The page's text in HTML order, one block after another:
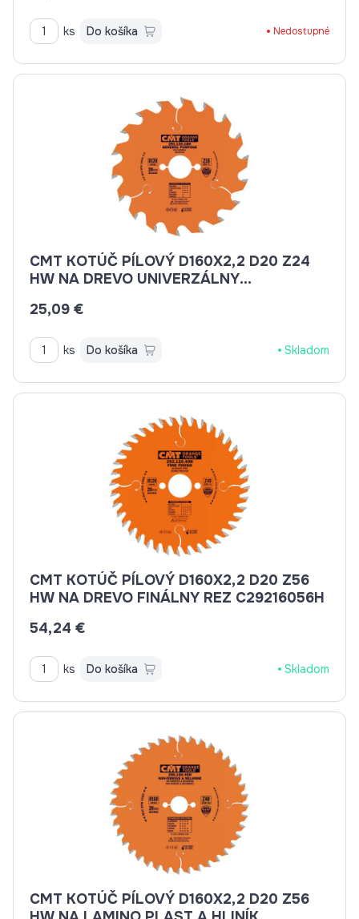
ks Do košíka Nedostupné
CMT KOTÚČ PÍLOVÝ D160X2,2 D20 Z24
HW NA DREVO UNIVERZÁLNY
25,09 €
ks Do košíka Skladom
CMT KOTÚČ PÍLOVÝ D160X2,2 D20 Z56
HW NA DREVO FINÁLNY REZ C29216056H
54,24 €
ks Do košíka Skladom
CMT KOTÚČ PÍLOVÝ D160X2,2 D20 Z56